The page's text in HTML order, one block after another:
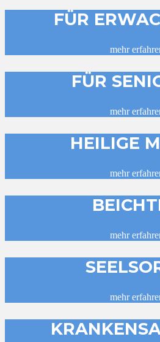
FÜR
mehr
FÜR
mehr
HEILIGE
mehr
mehr
mehr